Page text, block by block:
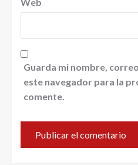
Guarda mi nombre,
este navegador para la
comente.